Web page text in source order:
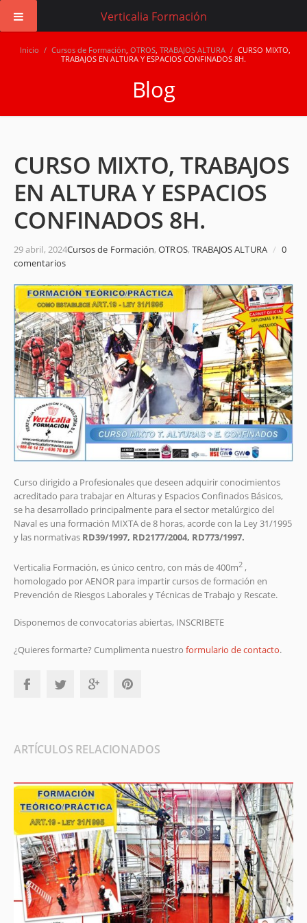
Inicio / Cursos de Formación, OTROS, TRABAJOS ALTURA / CURSO MIXTO,
TRABAJOS EN ALTURA Y ESPACIOS CONFINADOS 8H.
Blog
CURSO MIXTO, TRABAJOS
EN ALTURA Y ESPACIOS
CONFINADOS 8H.
29 abril, 2024Cursos de Formación,OTROS, TRABAJOS ALTURA / 0
comentarios
Curso dirigido a Profesionales que deseen adquirir conocimientos
acreditado para trabajar en Alturas y Espacios Confinados Básicos,
se ha desarrollado principalmente para el sector metalúrgico del
Naval es una formación MIXTA de 8 horas, acorde con la Ley 31/1995
y las normativas RD39/1997, RD2177/2004, RD773/1997.
Verticalia Formación, es único centro, con más de 400m2 ,
homologado por AENOR para impartir cursos de formación en
Prevención de Riesgos Laborales y Técnicas de Trabajo y Rescate.
Disponemos de convocatorias abiertas, INSCRIBETE
¿Quieres formarte? Cumplimenta nuestro formulario de contacto.
ARTÍCULOS RELACIONADOS
Verticalia Formación